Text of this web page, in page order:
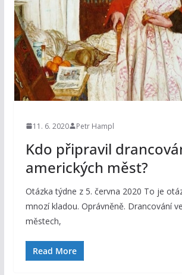
11. 6. 2020 Petr Hampl
Kdo připravil
amerických měst?
Otázka týdne z 5. června 2020 To je
mnozí kladou. Oprávněně. Drancování
městech,
Read More